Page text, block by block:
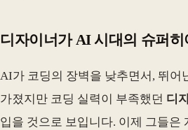
디자이너가 AI 시대의 슈퍼
AI가 코딩의 장벽을 낮추면서, 뛰어
가졌지만 코딩 실력이 부족했던 디
입을 것으로 보입니다. 이제 그들은